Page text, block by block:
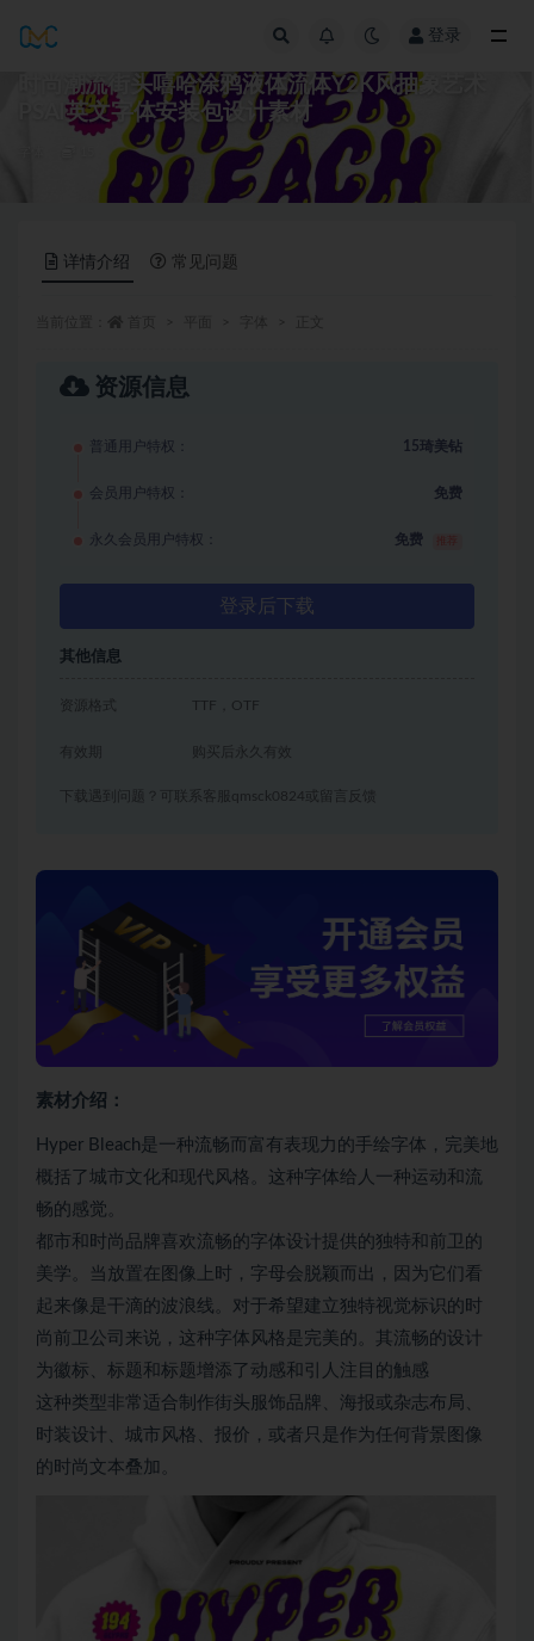
登录
时尚潮流街头嘻哈涂鸦液体流体Y2K风抽象艺术
PSAI英文字体安装包设计素材
详情介绍 常见问题
资源信息
普通用户特权： 15琦美钻
会员用户特权： 免费
永久会员用户特权： 免费
登录后下载
其他信息
资源格式 TTF，OTF
有效期 购买后永久有效
下载遇到问题？可联系客服qmsck0824或留言反馈
素材介绍：
Hyper Bleach是一种流畅而富有表现力的手绘字体，完美地
概括了城市文化和现代风格。这种字体给人一种运动和流
畅的感觉。
都市和时尚品牌喜欢流畅的字体设计提供的独特和前卫的
美学。当放置在图像上时，字母会脱颖而出，因为它们看
起来像是干滴的波浪线。对于希望建立独特视觉标识的时
尚前卫公司来说，这种字体风格是完美的。其流畅的设计
为徽标、标题和标题增添了动感和引人注目的触感
这种类型非常适合制作街头服饰品牌、海报或杂志布局、
时装设计、城市风格、报价，或者只是作为任何背景图像
的时尚文本叠加。